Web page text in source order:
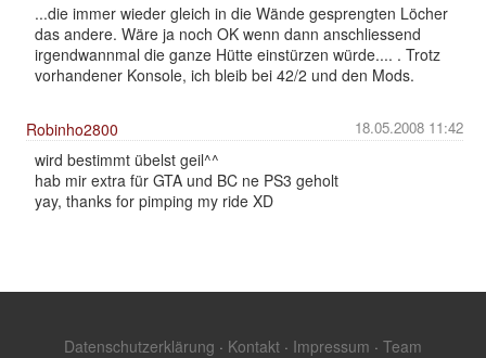
...die immer wieder gleich in die Wände gesprengten Löcher
das andere. Wäre ja noch OK wenn dann anschliessend
irgendwannmal die ganze Hütte einstürzen würde.... . Trotz
vorhandener Konsole, ich bleib bei 42/2 und den Mods.
18.05.2008 11:42
Robinho2800
wird bestimmt übelst geil^^
hab mir extra für GTA und BC ne PS3 geholt
yay, thanks for pimping my ride XD
Datenschutzerklärung · Kontakt · Impressum · Team